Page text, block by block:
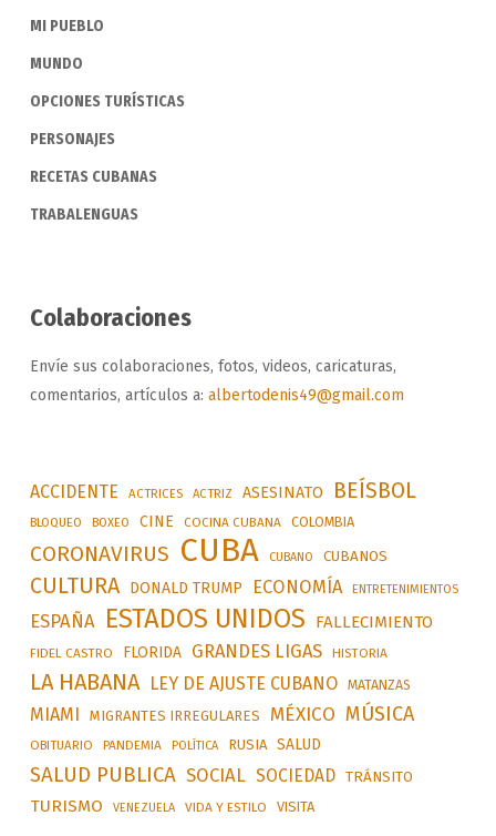
MI PUEBLO
MUNDO
OPCIONES TURÍSTICAS
PERSONAJES
RECETAS CUBANAS
TRABALENGUAS
Colaboraciones
Envíe sus colaboraciones, fotos, videos, caricaturas,
comentarios, artículos a: albertodenis49@gmail.com
ACCIDENTE ACTRICES ACTRIZ ASESINATO BEÍSBOL
BLOQUEO BOXEO CINE COCINA CUBANA COLOMBIA
CORONAVIRUS CUBA CUBANO CUBANOS
CULTURA DONALD TRUMP ECONOMÍA ENTRETENIMIENTOS
ESPAÑA ESTADOS UNIDOS FALLECIMIENTO
FIDEL CASTRO FLORIDA GRANDES LIGAS HISTORIA
LA HABANA LEY DE AJUSTE CUBANO MATANZAS
MIAMI MIGRANTES IRREGULARES MÉXICO MÚSICA
OBITUARIO PANDEMIA POLÍTICA RUSIA SALUD
SALUD PUBLICA SOCIAL SOCIEDAD TRÁNSITO
TURISMO VENEZUELA VIDA Y ESTILO VISITA